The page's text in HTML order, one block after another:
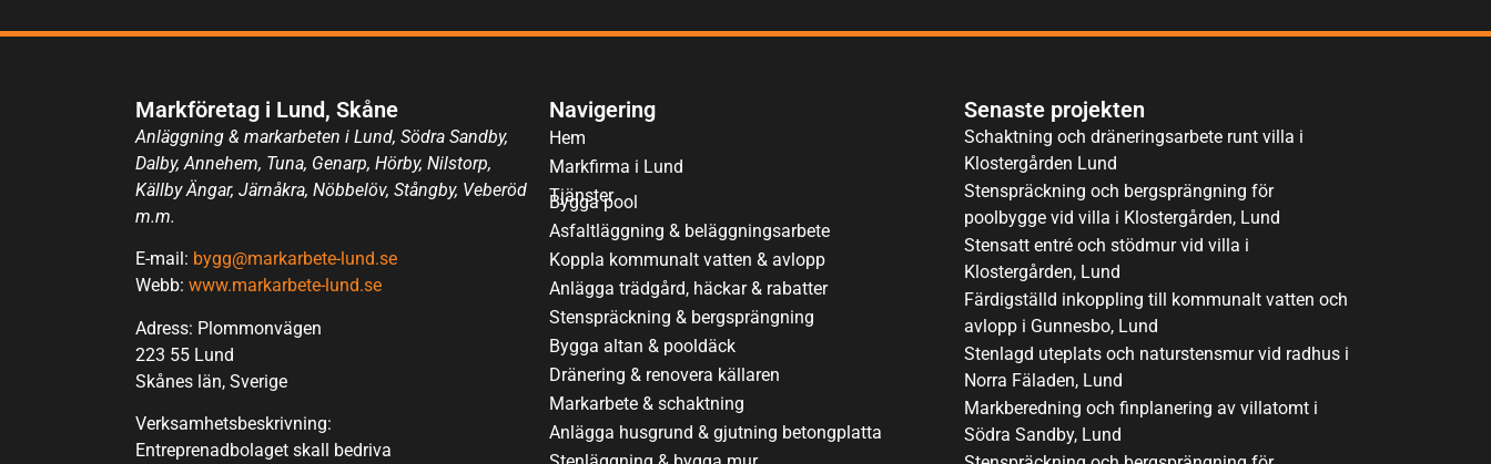
Markföretag i Lund, Skåne
Anläggning & markarbeten i Lund, Södra Sandby,
Dalby, Annehem, Tuna, Genarp, Hörby, Nilstorp,
Källby Ängar, Järnåkra, Nöbbelöv, Stångby, Veberöd
m.m.
E-mail: bygg@markarbete-lund.se
Webb: www.markarbete-lund.se
Adress: Plommonvägen
223 55 Lund
Skånes län, Sverige
Verksamhetsbeskrivning:
Entreprenadbolaget skall bedriva
Navigering
Hem
Markfirma i Lund
Tjänster
Bygga pool
Asfaltläggning & beläggningsarbete
Koppla kommunalt vatten & avlopp
Anlägga trädgård, häckar & rabatter
Stenspräckning & bergsprängning
Bygga altan & pooldäck
Dränering & renovera källaren
Markarbete & schaktning
Anlägga husgrund & gjutning betongplatta
Senaste projekten
Schaktning och dräneringsarbete runt villa i
Klostergården Lund
Stenspräckning och bergsprängning för
poolbygge vid villa i Klostergården, Lund
Stensatt entré och stödmur vid villa i
Klostergården, Lund
Färdigställd inkoppling till kommunalt vatten och
avlopp i Gunnesbo, Lund
Stenlagd uteplats och naturstensmur vid radhus i
Norra Fäladen, Lund
Markberedning och finplanering av villatomt i
Södra Sandby, Lund